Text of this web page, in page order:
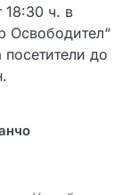
18:30 ч. в
Освободител“
до